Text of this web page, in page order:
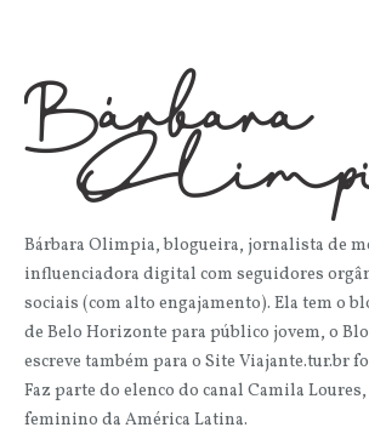
Bárbara Olimpia, blogueira, jornalista de
influenciadora digital com seguidores
sociais (com alto engajamento). Ela tem o
de Belo Horizonte para público jovem, o
escreve também para o Site Viajante.tur.br
Faz parte do elenco do canal Camila
feminino da América Latina.